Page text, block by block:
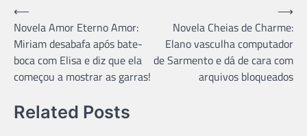
Navegação
de
Post
⟵
Novela Amor Eterno Amor:
Miriam desabafa após bate-
boca com Elisa e diz que ela
começou a mostrar as garras!
Novela Cheias de Charme:
Elano vasculha computador
de Sarmento e dá de cara com
arquivos bloqueados
⟶
Related Posts